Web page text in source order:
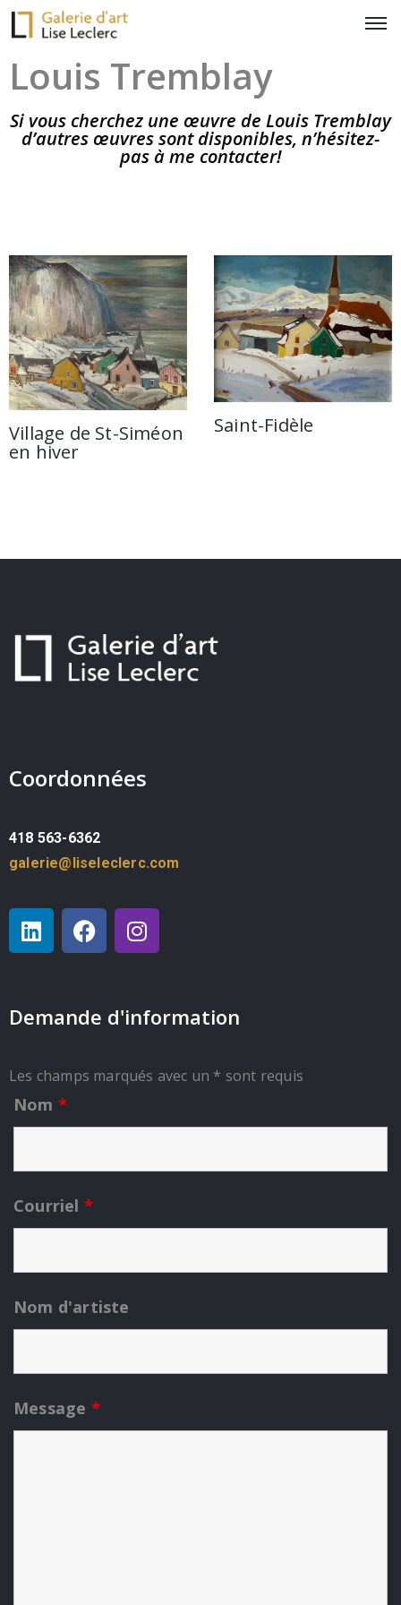
Louis Tremblay
Si vous cherchez une œuvre de Louis Tremblay
d’autres œuvres sont disponibles, n’hésitez-
pas à me contacter!
Village de St-Siméon
en hiver
Saint-Fidèle
Coordonnées
418 563-6362
galerie@liseleclerc.com
Demande d'information
Les champs marqués avec un * sont requis
Nom *
Courriel *
Nom d'artiste
Message *